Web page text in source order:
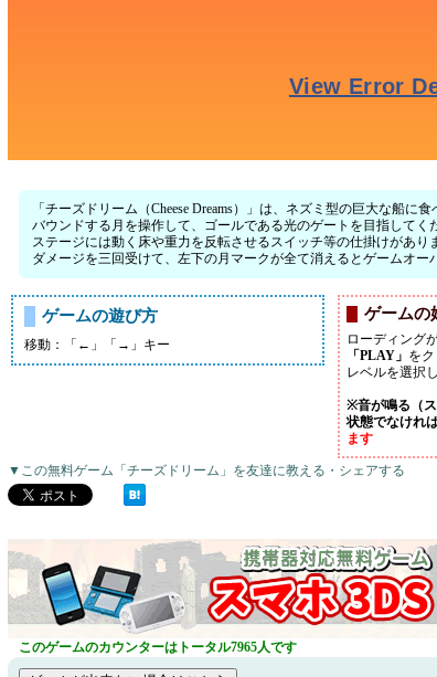
「チーズドリーム（Cheese Dreams）」は、ネズミ型の巨大な船に
バウンドする月を操作して、ゴールである光のゲートを目指してく
ステージには動く床や重力を反転させるスイッチ等の仕掛けがあり
ダメージを三回受けて、左下の月マークが全て消えるとゲームオー
ゲームの遊び方
移動：「←」「→」キー
ゲームの
ローディング
「PLAY」 を
レベルを選択
※音が鳴る（ス
状態でなければ
ます
▼この無料ゲーム「チーズドリーム」を友達に教える・シェアする
このゲームのカウンターはトータル7965人です